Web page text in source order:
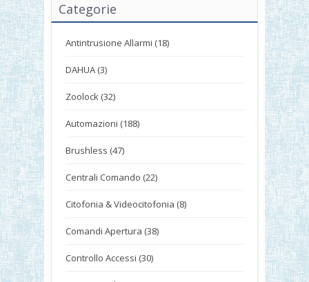
Categorie
Antintrusione Allarmi (18)
DAHUA (3)
Zoolock (32)
Automazioni (188)
Brushless (47)
Centrali Comando (22)
Citofonia & Videocitofonia (8)
Comandi Apertura (38)
Controllo Accessi (30)